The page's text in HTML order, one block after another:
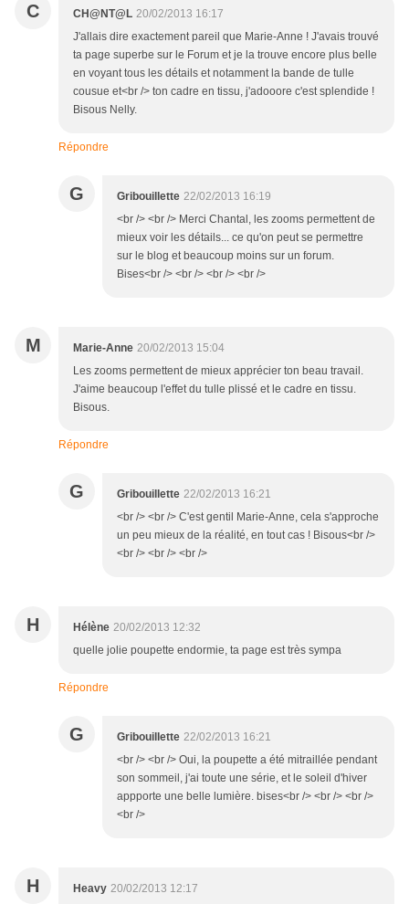
C CH@NT@L 20/02/2013 16:17
J'allais dire exactement pareil que Marie-Anne ! J'avais trouvé
ta page superbe sur le Forum et je la trouve encore plus belle
en voyant tous les détails et notamment la bande de tulle
cousue et<br /> ton cadre en tissu, j'adooore c'est splendide !
Bisous Nelly.
Répondre
G Gribouillette 22/02/2013 16:19
<br /> <br /> Merci Chantal, les zooms permettent de
mieux voir les détails... ce qu'on peut se permettre
sur le blog et beaucoup moins sur un forum.
Bises<br /> <br /> <br /> <br />
M Marie-Anne 20/02/2013 15:04
Les zooms permettent de mieux apprécier ton beau travail.
J'aime beaucoup l'effet du tulle plissé et le cadre en tissu.
Bisous.
Répondre
G Gribouillette 22/02/2013 16:21
<br /> <br /> C'est gentil Marie-Anne, cela s'approche
un peu mieux de la réalité, en tout cas ! Bisous<br />
<br /> <br /> <br />
H Hélène 20/02/2013 12:32
quelle jolie poupette endormie, ta page est très sympa
Répondre
G Gribouillette 22/02/2013 16:21
<br /> <br /> Oui, la poupette a été mitraillée pendant
son sommeil, j'ai toute une série, et le soleil d'hiver
appporte une belle lumière. bises<br /> <br /> <br />
<br />
H Heavy 20/02/2013 12:17